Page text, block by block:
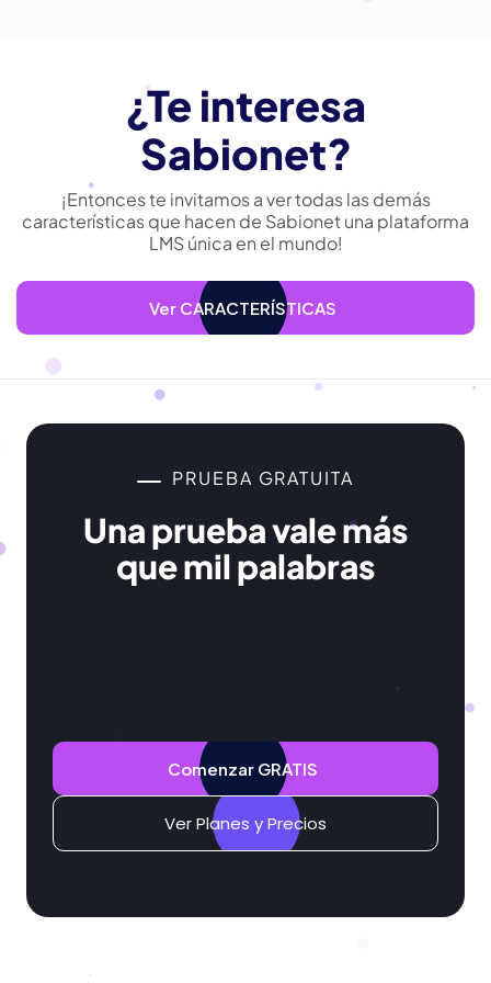
¿Te interesa
Sabionet?
¡Entonces te invitamos a ver todas las demás
características que hacen de Sabionet una plataforma
LMS única en el mundo!
Ver CARACTERÍSTICAS
PRUEBA GRATUITA
Una prueba vale más
que mil palabras
Comenzar GRATIS
Ver Planes y Precios